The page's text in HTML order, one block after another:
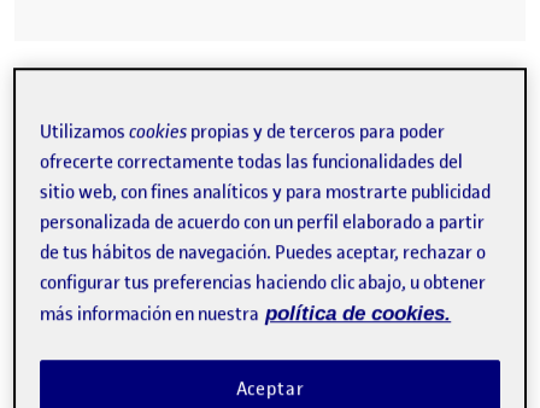
Publicado por
Cristina Torres Zapata
Visibilidad:
Pública Fecha de publicación
20 Nov 2025 - 1 comentario en ENTREGA PARCIAL RETO 3
Utilizamoscookies propias y de terceros para poder
ofrecerte correctamente todas las funcionalidades del
sitio web, con fines analíticos y para mostrarte publicidad
personalizada de acuerdo con un perfil elaborado a partir
de tus hábitos de navegación. Puedes aceptar, rechazar o
configurar tus preferencias haciendo clic abajo, u obtener
más información en nuestra política de cookies.
Aceptar